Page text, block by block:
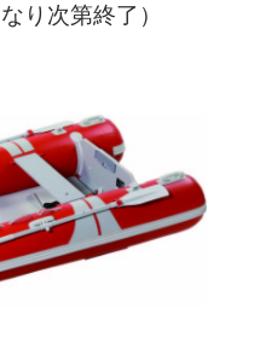
り次第終了）